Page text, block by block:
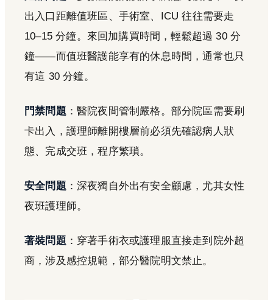
出入口距離值班區、手術室、ICU 往往需要走
10–15 分鐘。來回加購買時間，輕鬆超過 30 分
鐘——而值班醫護能享有的休息時間，通常也只
有這 30 分鐘。
門禁問題 ：醫院夜間管制嚴格。部分院區需要刷
卡出入，護理師離開樓層前必須先確認病人狀
態、完成交班，程序繁瑣。
安全問題 ：深夜獨自外出有安全顧慮，尤其女性
夜班護理師。
著裝問題 ：穿著手術衣或護理服直接走到院外超
商，涉及感控規範，部分醫院明文禁止。